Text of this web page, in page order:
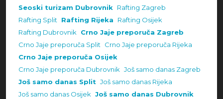
Seoski turizam Dubrovnik Rafting Zagreb
Rafting Split Rafting Rijeka
Rafting Osijek
Rafting Dubrovnik Crno Jaje preporuča Zagreb
Crno Jaje preporuča Split Crno Jaje preporuča Rijeka
Crno Jaje preporuča Osijek
Crno Jaje preporuča Dubrovnik Još samo danas Zagreb
Još samo danas Split Još samo danas Rijeka
Još samo danas Osijek Još samo danas Dubrovnik